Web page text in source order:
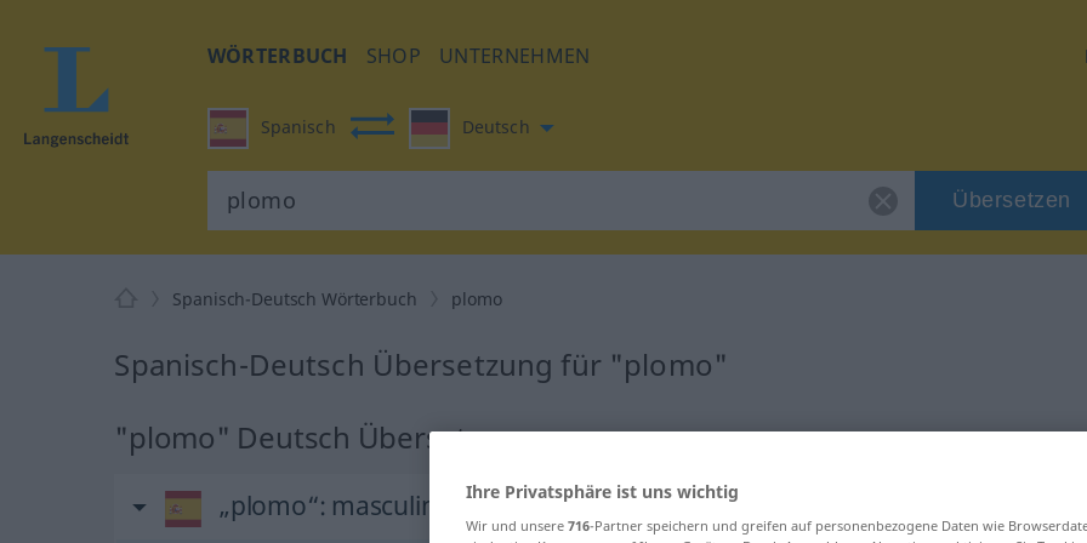
WÖRTERBUCH SHOP UNTERNEHMEN
Spanisch Deutsch
Übersetzen
Spanisch-Deutsch Wörterbuch plomo
Spanisch-Deutsch Übersetzung für "plomo"
"plomo" Deutsch Übersetzung
„plomo“: masculino Ihre Privatsphäre ist uns wichtig
Wir und unsere 716-Partner speichern und greifen auf personenbezogene Daten wie